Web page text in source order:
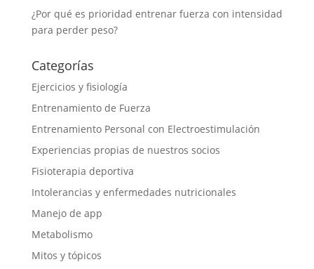
¿Por qué es prioridad entrenar fuerza con intensidad
para perder peso?
Categorías
Ejercicios y fisiología
Entrenamiento de Fuerza
Entrenamiento Personal con Electroestimulación
Experiencias propias de nuestros socios
Fisioterapia deportiva
Intolerancias y enfermedades nutricionales
Manejo de app
Metabolismo
Mitos y tópicos